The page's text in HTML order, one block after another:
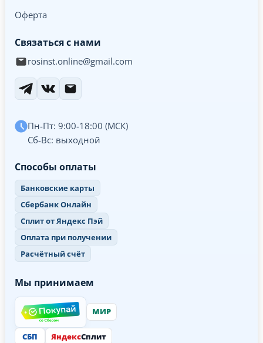
Оферта
Связаться с нами
rosinst.online@gmail.com
Пн-Пт: 9:00-18:00 (МСК)
Сб-Вс: выходной
Способы оплаты
Банковские карты
Сбербанк Онлайн
Сплит от Яндекс Пэй
Оплата при получении
Расчётный счёт
Мы принимаем
МИР
СБП ЯндексСплит